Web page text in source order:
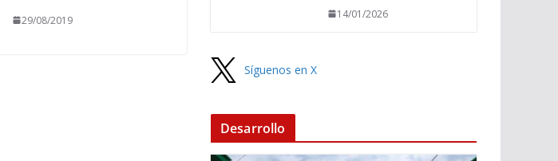
29/08/2019 14/01/2026
Síguenos en X
Desarrollo